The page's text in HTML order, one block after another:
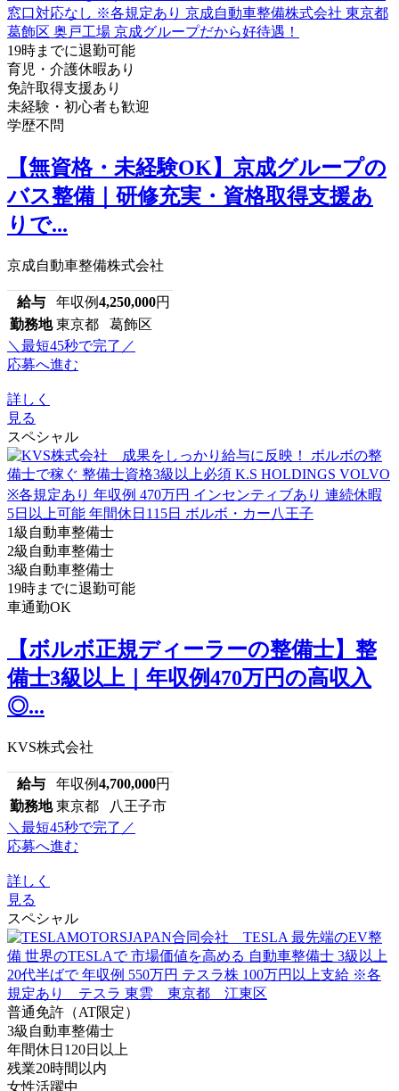
19時までに退勤可能
育児・介護休暇あり
免許取得支援あり
未経験・初心者も歓迎
学歴不問
【無資格・未経験OK】京成グループの
バス整備｜研修充実・資格取得支援あ
りで...
京成自動車整備株式会社
給与 年収例4,250,000円
勤務地 東京都 葛飾区
＼最短45秒で完了／
応募へ進む
詳しく
見る
スペシャル
1級自動車整備士
2級自動車整備士
3級自動車整備士
19時までに退勤可能
車通勤OK
【ボルボ正規ディーラーの整備士】整
備士3級以上｜年収例470万円の高収入
◎...
KVS株式会社
給与 年収例4,700,000円
勤務地 東京都 八王子市
＼最短45秒で完了／
応募へ進む
詳しく
見る
スペシャル
普通免許（AT限定）
3級自動車整備士
年間休日120日以上
残業20時間以内
女性活躍中